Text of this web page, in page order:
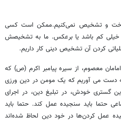
و تشخیص نمی‌کنیم.ممکن است کسی
خیلی کم باشد یا برعکس. ما به تشخیصش
کردن آن تشخیص دینی کار داریم.
امامان معصوم، از سیره پیامبر اکرم (ص) که
دست می آوریم که یک مومن در دین ورزی
گستری خودش، در تبلیغ دین، در اجرای
حتما باید سنجیده عمل کند. حتما باید
عمل کردن‌ها در خود دین لحاظ شده‌اند